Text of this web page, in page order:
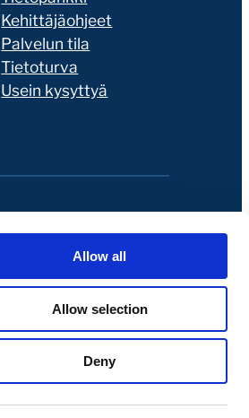
Allow all
Allow selection
Deny
Kehittäjäohjeet
Palvelun tila
Tietoturva
Usein kysyttyä